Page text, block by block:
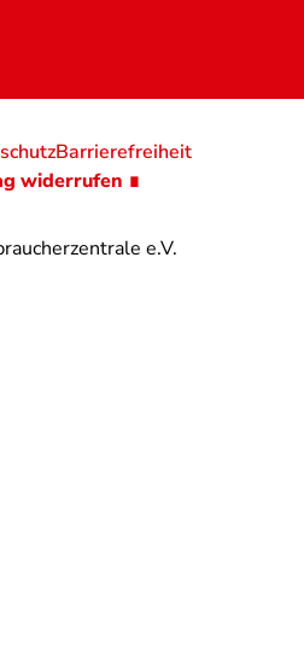
e.V.
Barrierefreiheit
widerrufen ∎